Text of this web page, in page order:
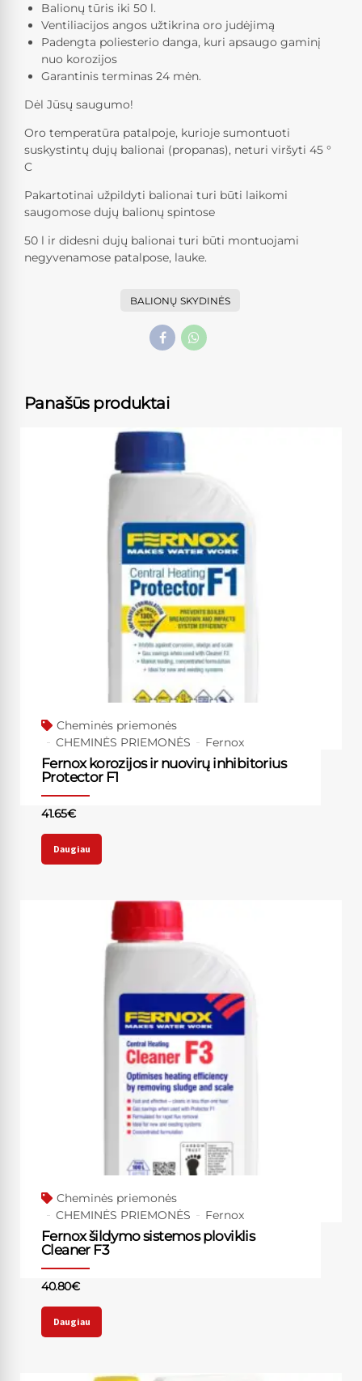
Balionų tūris iki 50 l.
Ventiliacijos angos užtikrina oro judėjimą
Padengta poliesterio danga, kuri apsaugo gaminį
nuo korozijos
Garantinis terminas 24 mėn.
Dėl Jūsų saugumo!
Oro temperatūra patalpoje, kurioje sumontuoti
suskystintų dujų balionai (propanas), neturi viršyti 45 °
C
Pakartotinai užpildyti balionai turi būti laikomi
saugomose dujų balionų spintose
50 l ir didesni dujų balionai turi būti montuojami
negyvenamose patalpose, lauke.
BALIONŲ SKYDINĖS
Panašūs produktai
Cheminės priemonės
CHEMINĖS PRIEMONĖS
Fernox
Fernox korozijos ir nuovirų inhibitorius
Protector F1
41.65€
Daugiau
Cheminės priemonės
CHEMINĖS PRIEMONĖS
Fernox
Fernox šildymo sistemos ploviklis
Cleaner F3
40.80€
Daugiau